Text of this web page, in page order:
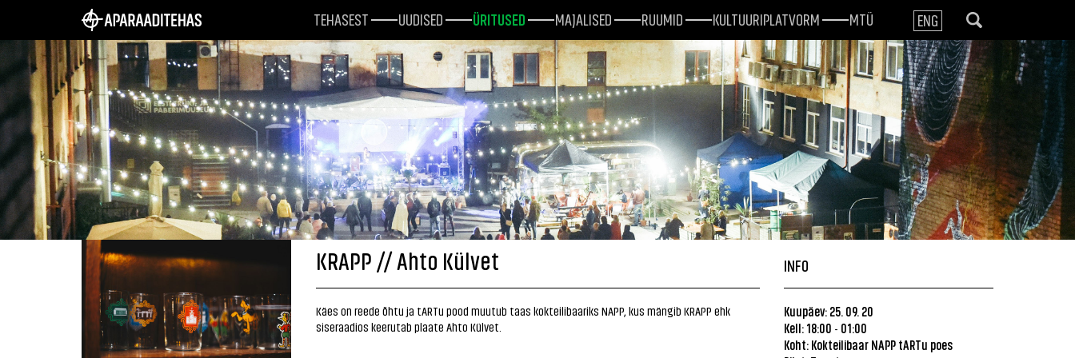
TEHASEST UUDISED ÜRITUSED MAJALISED RUUMID KULTUURIPLATVORM MTÜ ENG
KRAPP // Ahto Külvet
Käes on reede õhtu ja tARTu pood muutub taas kokteilibaariks NAPP, kus mängib KRAPP ehk
siseraadios keerutab plaate Ahto Külvet.
INFO
Kuupäev: 25. 09. 20
Kell: 18:00 - 01:00
Koht: Kokteilibaar NAPP tARTu poes